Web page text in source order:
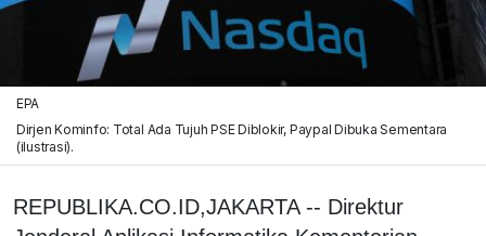
EPA
Dirjen Kominfo: Total Ada Tujuh PSE Diblokir, Paypal Dibuka Sementara
(ilustrasi).
REPUBLIKA.CO.ID,JAKARTA -- Direktur